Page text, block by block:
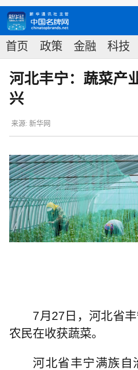
首页 政策 金融 科技
河北丰宁：蔬菜产
兴
来源: 新华网
7月27日，河北省
农民在收获蔬菜。
河北省丰宁满族自